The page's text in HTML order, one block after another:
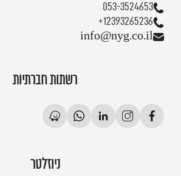
053-3524653
+12393265236
info@nyg.co.il
רשתות חברתיות
ניוזלטר